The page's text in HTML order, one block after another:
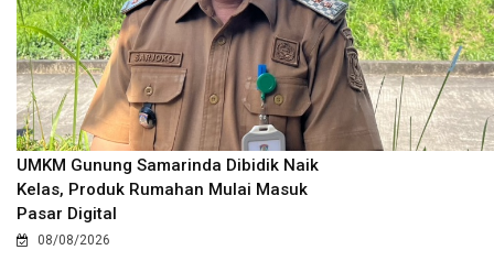
UMKM Gunung Samarinda Dibidik Naik
Kelas, Produk Rumahan Mulai Masuk
Pasar Digital
08/08/2026